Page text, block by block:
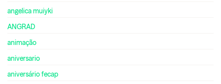
angelica muiyki
ANGRAD
animação
aniversario
aniversário fecap